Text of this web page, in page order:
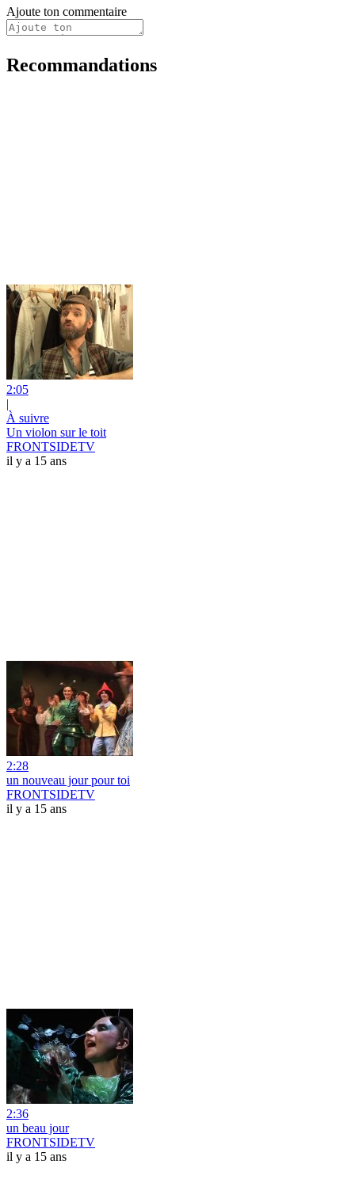
Ajoute ton commentaire
Recommandations
2:05
|
À suivre
Un violon sur le toit
FRONTSIDETV
il y a 15 ans
2:28
un nouveau jour pour toi
FRONTSIDETV
il y a 15 ans
2:36
un beau jour
FRONTSIDETV
il y a 15 ans